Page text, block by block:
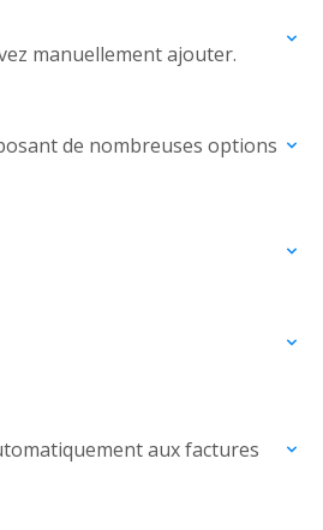
manuellement ajouter.
de nombreuses options
aux factures